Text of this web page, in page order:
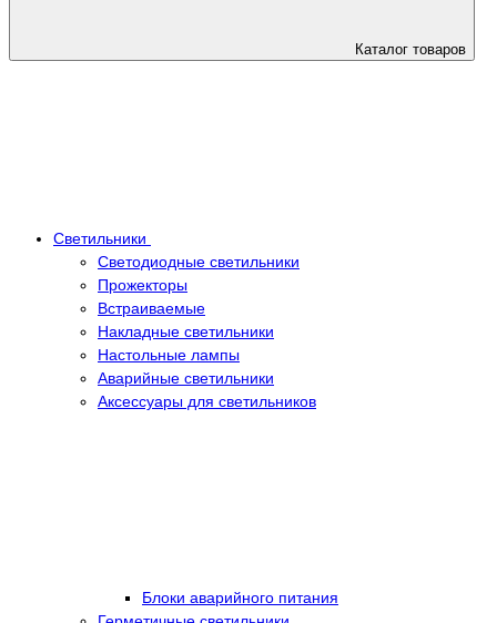
Каталог товаров
Светильники
Светодиодные светильники
Прожекторы
Встраиваемые
Накладные светильники
Настольные лампы
Аварийные светильники
Аксессуары для светильников
Блоки аварийного питания